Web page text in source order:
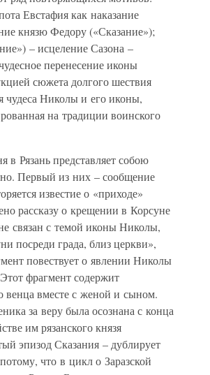
Евстафия как наказание
князю Федору («Сказание»);
– исцеление Сазона –
перенесение иконы
сюжета долгого шествия
чудеса Николы и его иконы,
на традиции воинского
в Рязань представляет собою
Первый из них – сообщение
известие о «приходе»
рассказу о крещении в Корсуне
связан с темой иконы Николы,
посреди града, близ церкви»,
повествует о явлении Николы
фрагмент содержит
венца вместе с женой и сыном.
за веру была осознана с конца
им рязанского князя
эпизод Сказания – дублирует
что в цикл о Заразской